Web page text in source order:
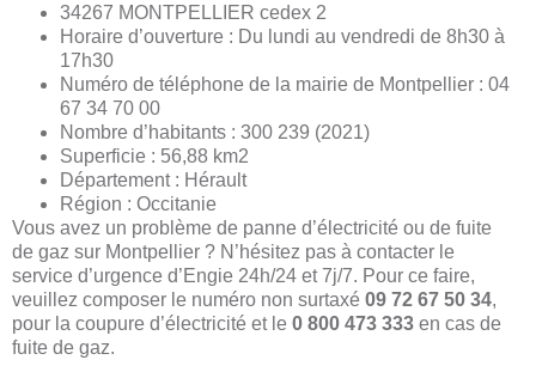
34267 MONTPELLIER cedex 2
Horaire d’ouverture : Du lundi au vendredi de 8h30 à
17h30
Numéro de téléphone de la mairie de Montpellier : 04
67 34 70 00
Nombre d’habitants : 300 239 (2021)
Superficie : 56,88 km2
Département : Hérault
Région : Occitanie
Vous avez un problème de panne d’électricité ou de fuite
de gaz sur Montpellier ? N’hésitez pas à contacter le
service d’urgence d’Engie 24h/24 et 7j/7. Pour ce faire,
veuillez composer le numéro non surtaxé 09 72 67 50 34,
pour la coupure d’électricité et le 0 800 473 333 en cas de
fuite de gaz.